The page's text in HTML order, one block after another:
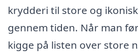
krydderi til store og
gennem tiden. Når man
kigge på listen over store